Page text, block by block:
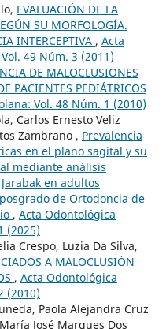
EVALUACIÓN DE LA
SU MORFOLOGÍA.
INTERCEPTIVA , Acta
49 Núm. 3 (2011)
DE MALOCLUSIONES
PACIENTES PEDIÁTRICOS
Vol. 48 Núm. 1 (2010)
Carlos Ernesto Veliz
Zambrano , Prevalencia
en el plano sagital y su
mediante análisis
en adultos
de Ortodoncia de
, Acta Odontológica
(2025)
Crespo, Luzia Da Silva,
A MALOCLUSIÓN
, Acta Odontológica
(2010)
Paola Alejandra Cruz
José Marques Dos